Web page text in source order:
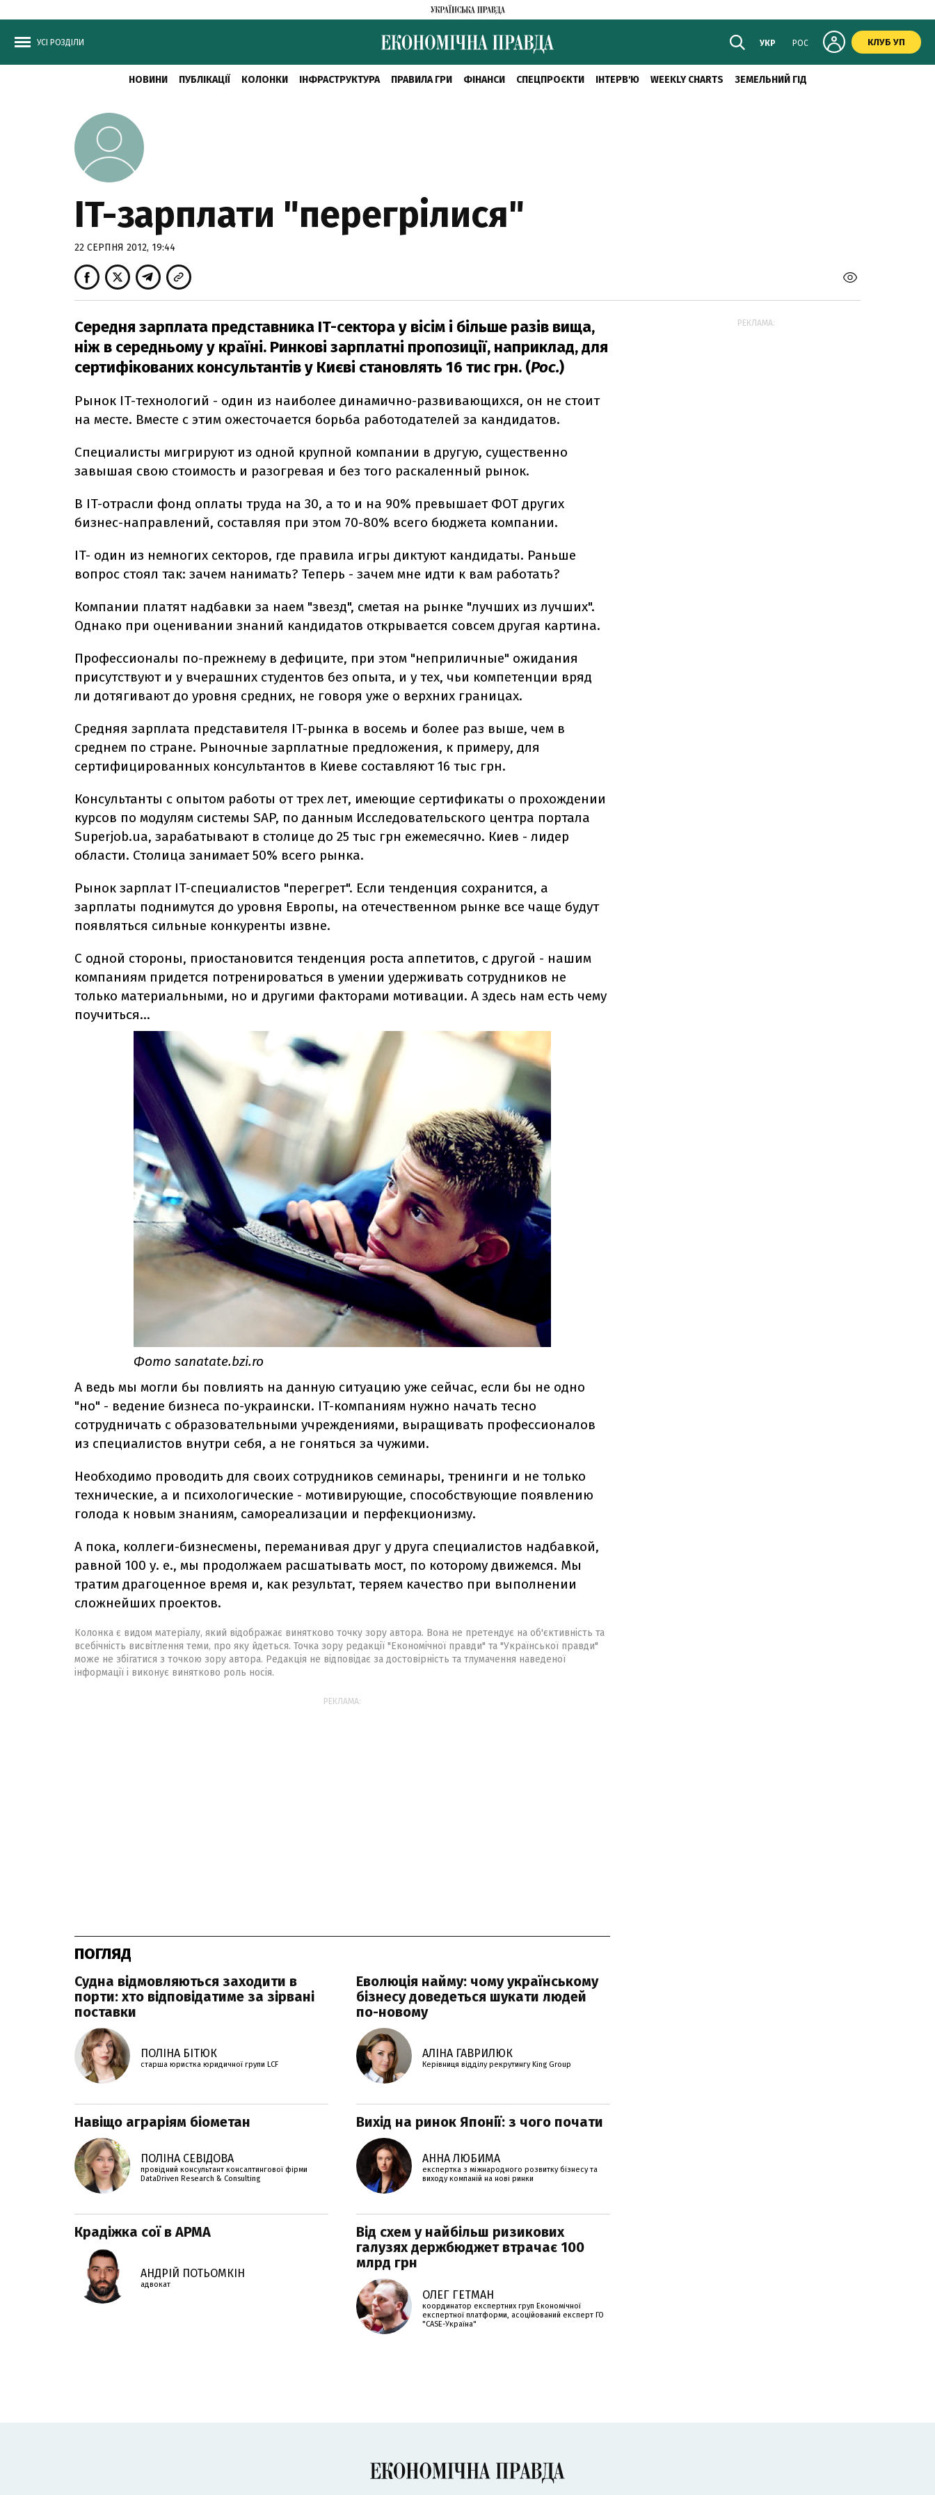
УСІ РОЗДІЛИ УКР РОС КЛУБ УП
НОВИНИ ПУБЛІКАЦІЇ КОЛОНКИ ІНФРАСТРУКТУРА ПРАВИЛА ГРИ ФІНАНСИ СПЕЦПРОЄКТИ ІНТЕРВ'Ю WEEKLY CHARTS ЗЕМЕЛЬНИЙ ГІД
IT-зарплати "перегрілися"
22 СЕРПНЯ 2012, 19:44
Середня зарплата представника IT-сектора у вісім і більше разів вища,
ніж в середньому у країні. Ринкові зарплатні пропозиції, наприклад, для
сертифікованих консультантів у Києві становлять 16 тис грн. (Рос.)
Рынок IT-технологий - один из наиболее динамично-развивающихся, он не стоит
на месте. Вместе с этим ожесточается борьба работодателей за кандидатов.
Специалисты мигрируют из одной крупной компании в другую, существенно
завышая свою стоимость и разогревая и без того раскаленный рынок.
В IT-отрасли фонд оплаты труда на 30, а то и на 90% превышает ФОТ других
бизнес-направлений, составляя при этом 70-80% всего бюджета компании.
IT- один из немногих секторов, где правила игры диктуют кандидаты. Раньше
вопрос стоял так: зачем нанимать? Теперь - зачем мне идти к вам работать?
Компании платят надбавки за наем "звезд", сметая на рынке "лучших из лучших".
Однако при оценивании знаний кандидатов открывается совсем другая картина.
Профессионалы по-прежнему в дефиците, при этом "неприличные" ожидания
присутствуют и у вчерашних студентов без опыта, и у тех, чьи компетенции вряд
ли дотягивают до уровня средних, не говоря уже о верхних границах.
Средняя зарплата представителя IT-рынка в восемь и более раз выше, чем в
среднем по стране. Рыночные зарплатные предложения, к примеру, для
сертифицированных консультантов в Киеве составляют 16 тыс грн.
Консультанты с опытом работы от трех лет, имеющие сертификаты о прохождении
курсов по модулям системы SAP, по данным Исследовательского центра портала
Superjob.ua, зарабатывают в столице до 25 тыс грн ежемесячно. Киев - лидер
области. Столица занимает 50% всего рынка.
Рынок зарплат IT-специалистов "перегрет". Если тенденция сохранится, а
зарплаты поднимутся до уровня Европы, на отечественном рынке все чаще будут
появляться сильные конкуренты извне.
С одной стороны, приостановится тенденция роста аппетитов, с другой - нашим
компаниям придется потренироваться в умении удерживать сотрудников не
только материальными, но и другими факторами мотивации. А здесь нам есть чему
поучиться…
Фото sanatate.bzi.ro
А ведь мы могли бы повлиять на данную ситуацию уже сейчас, если бы не одно
"но" - ведение бизнеса по-украински. IT-компаниям нужно начать тесно
сотрудничать с образовательными учреждениями, выращивать профессионалов
из специалистов внутри себя, а не гоняться за чужими.
Необходимо проводить для своих сотрудников семинары, тренинги и не только
технические, а и психологические - мотивирующие, способствующие появлению
голода к новым знаниям, самореализации и перфекционизму.
А пока, коллеги-бизнесмены, переманивая друг у друга специалистов надбавкой,
равной 100 у. е., мы продолжаем расшатывать мост, по которому движемся. Мы
тратим драгоценное время и, как результат, теряем качество при выполнении
сложнейших проектов.
Колонка є видом матеріалу, який відображає винятково точку зору автора. Вона не претендує на об'єктивність та
всебічність висвітлення теми, про яку йдеться. Точка зору редакції "Економічної правди" та "Української правди"
може не збігатися з точкою зору автора. Редакція не відповідає за достовірність та тлумачення наведеної
інформації і виконує винятково роль носія.
РЕКЛАМА:
ПОГЛЯД
Судна відмовляються заходити в
порти: хто відповідатиме за зірвані
поставки
ПОЛІНА БІТЮК
старша юристка юридичної групи LCF
Еволюція найму: чому українському
бізнесу доведеться шукати людей
по-новому
АЛІНА ГАВРИЛЮК
Керівниця відділу рекрутингу King Group
Навіщо аграріям біометан
ПОЛІНА СЕВІДОВА
провідний консультант консалтингової фірми
DataDriven Research & Consulting
Вихід на ринок Японії: з чого почати
АННА ЛЮБИМА
експертка з міжнародного розвитку бізнесу та
виходу компаній на нові ринки
Крадіжка сої в АРМА
АНДРІЙ ПОТЬОМКІН
адвокат
Від схем у найбільш ризикових
галузях держбюджет втрачає 100
млрд грн
ОЛЕГ ГЕТМАН
координатор експертних груп Економічної
експертної платформи, асоційований експерт ГО
"CASE-Україна"
РЕКЛАМА: